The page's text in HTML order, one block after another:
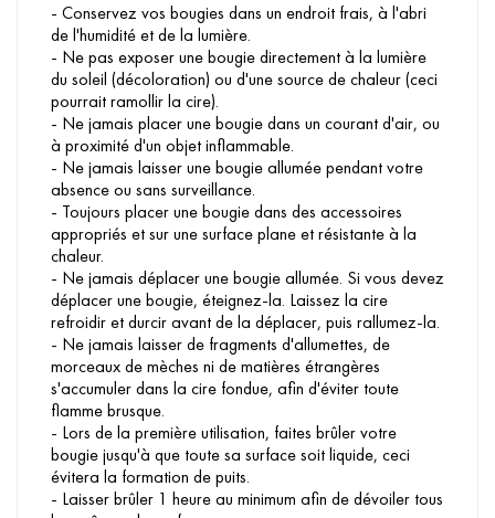
- Conservez vos bougies dans un endroit frais, à l'abri
de l'humidité et de la lumière.
- Ne pas exposer une bougie directement à la lumière
du soleil (décoloration) ou d'une source de chaleur (ceci
pourrait ramollir la cire).
- Ne jamais placer une bougie dans un courant d'air, ou
à proximité d'un objet inflammable.
- Ne jamais laisser une bougie allumée pendant votre
absence ou sans surveillance.
- Toujours placer une bougie dans des accessoires
appropriés et sur une surface plane et résistante à la
chaleur.
- Ne jamais déplacer une bougie allumée. Si vous devez
déplacer une bougie, éteignez-la. Laissez la cire
refroidir et durcir avant de la déplacer, puis rallumez-la.
- Ne jamais laisser de fragments d'allumettes, de
morceaux de mèches ni de matières étrangères
s'accumuler dans la cire fondue, afin d'éviter toute
flamme brusque.
- Lors de la première utilisation, faites brûler votre
bougie jusqu'à que toute sa surface soit liquide, ceci
évitera la formation de puits.
- Laisser brûler 1 heure au minimum afin de dévoiler tous